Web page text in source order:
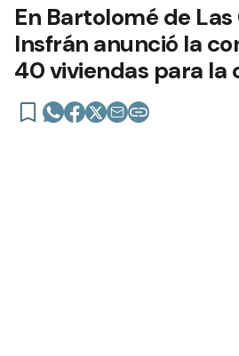
En Bartolomé de Las
Insfrán anunció la
40 viviendas para la